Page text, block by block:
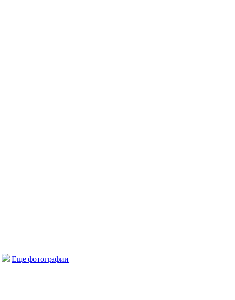
Еще фотографии